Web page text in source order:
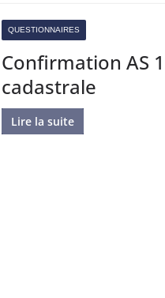
QUESTIONNAIRES
Confirmation AS
cadastrale
Lire la suite